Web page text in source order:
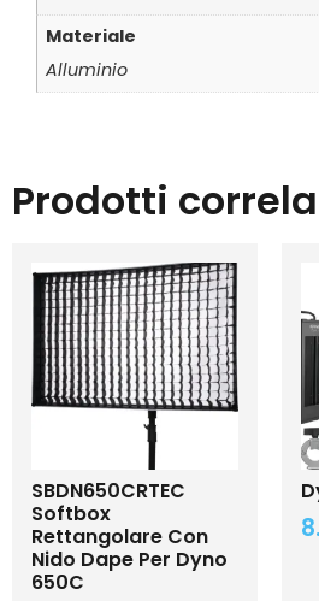
Materiale
Alluminio
Prodotti
SBDN650CRTEC
Softbox
Rettangolare Con
Nido Dape Per Dyno
650C